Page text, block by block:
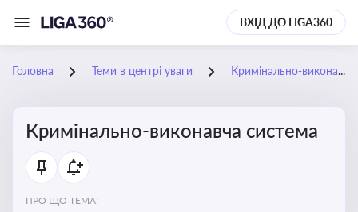
ВХІД ДО LIGA360
Головна Теми в центрі уваги Кримінально-виконавча система
Кримінально-виконавча система
ПРО ЩО ТЕМА: